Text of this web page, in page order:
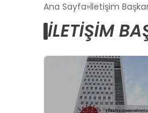
Ana Sayfa İletişim
İLETIŞIM